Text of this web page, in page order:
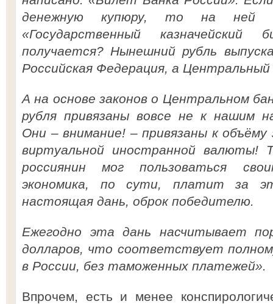
денежную купюру, то на ней
«Государственный
получается? Нынешний рубль
Российская Федерация, а Центральный
А на основе законов о Центральном
рубля привязаны вовсе не к нашим
Они – внимание! – привязаны к объёму
виртуальной иностранной
россиянин мог пользоваться
экономика, по сути, платит за
настоящая дань, оброк победителю.
Ежегодно эта дань насчитывает
долларов, что соответствует
в России, без таможенных платежей».
Впрочем, есть и менее